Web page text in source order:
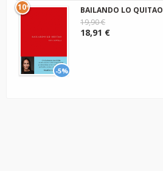
-5%
10º
BAILANDO LO QUITAO
19,90 €
18,91 €